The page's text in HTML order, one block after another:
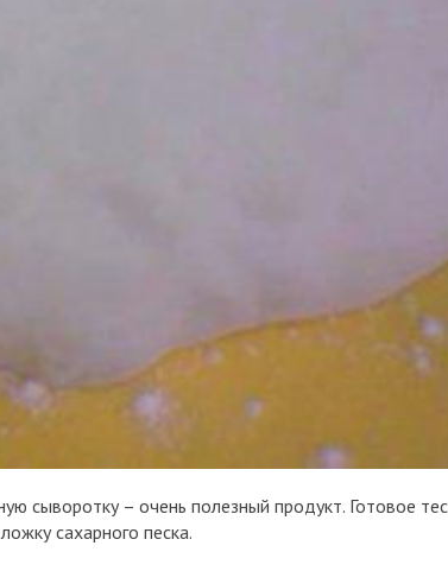
сыворотку – очень полезный продукт. Готовое
сахарного песка.